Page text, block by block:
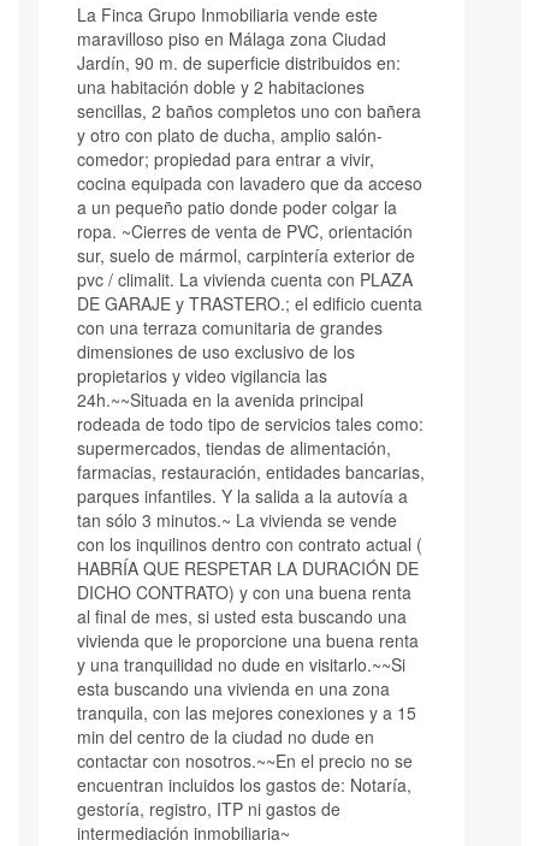
La Finca Grupo Inmobiliaria vende este
maravilloso piso en Málaga zona Ciudad
Jardín, 90 m. de superficie distribuidos en:
una habitación doble y 2 habitaciones
sencillas, 2 baños completos uno con bañera
y otro con plato de ducha, amplio salón-
comedor; propiedad para entrar a vivir,
cocina equipada con lavadero que da acceso
a un pequeño patio donde poder colgar la
ropa. ~Cierres de venta de PVC, orientación
sur, suelo de mármol, carpintería exterior de
pvc / climalit. La vivienda cuenta con PLAZA
DE GARAJE y TRASTERO.; el edificio cuenta
con una terraza comunitaria de grandes
dimensiones de uso exclusivo de los
propietarios y video vigilancia las
24h.~~Situada en la avenida principal
rodeada de todo tipo de servicios tales como:
supermercados, tiendas de alimentación,
farmacias, restauración, entidades bancarias,
parques infantiles. Y la salida a la autovía a
tan sólo 3 minutos.~ La vivienda se vende
con los inquilinos dentro con contrato actual (
HABRÍA QUE RESPETAR LA DURACIÓN DE
DICHO CONTRATO) y con una buena renta
al final de mes, si usted esta buscando una
vivienda que le proporcione una buena renta
y una tranquilidad no dude en visitarlo.~~Si
esta buscando una vivienda en una zona
tranquila, con las mejores conexiones y a 15
min del centro de la ciudad no dude en
contactar con nosotros.~~En el precio no se
encuentran incluidos los gastos de: Notaría,
gestoría, registro, ITP ni gastos de
intermediación inmobiliaria~